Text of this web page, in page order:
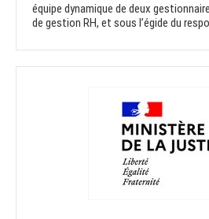
équipe dynamique de deux
de gestion RH, et sous l’égide du